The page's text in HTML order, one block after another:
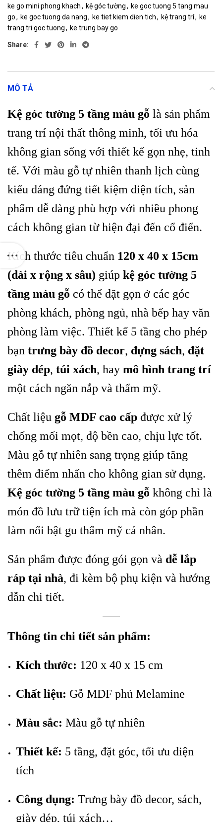
ke go mini phong khach, kệ góc tường, ke goc tuong 5 tang mau
go, ke goc tuong da nang, ke tiet kiem dien tich, kệ trang trí, ke
trang tri goc tuong, ke trung bay go
Share:
MÔ TẢ
Kệ góc tường 5 tầng màu gỗ là sản phẩm
trang trí nội thất thông minh, tối ưu hóa
không gian sống với thiết kế gọn nhẹ, tinh
tế. Với màu gỗ tự nhiên thanh lịch cùng
kiểu dáng đứng tiết kiệm diện tích, sản
phẩm dễ dàng phù hợp với nhiều phong
cách không gian từ hiện đại đến cổ điển.
Kích thước tiêu chuẩn 120 x 40 x 15cm
(dài x rộng x sâu) giúp kệ góc tường 5
tầng màu gỗ có thể đặt gọn ở các góc
phòng khách, phòng ngủ, nhà bếp hay văn
phòng làm việc. Thiết kế 5 tầng cho phép
bạn trưng bày đồ decor, đựng sách, đặt
giày dép, túi xách, hay mô hình trang trí
một cách ngăn nắp và thẩm mỹ.
Chất liệu gỗ MDF cao cấp được xử lý
chống mối mọt, độ bền cao, chịu lực tốt.
Màu gỗ tự nhiên sang trọng giúp tăng
thêm điểm nhấn cho không gian sử dụng.
Kệ góc tường 5 tầng màu gỗ không chỉ là
món đồ lưu trữ tiện ích mà còn góp phần
làm nổi bật gu thẩm mỹ cá nhân.
Sản phẩm được đóng gói gọn và dễ lắp
ráp tại nhà, đi kèm bộ phụ kiện và hướng
dẫn chi tiết.
Thông tin chi tiết sản phẩm:
Kích thước: 120 x 40 x 15 cm
Chất liệu: Gỗ MDF phủ Melamine
Màu sắc: Màu gỗ tự nhiên
Thiết kế: 5 tầng, đặt góc, tối ưu diện
tích
Công dụng: Trưng bày đồ decor, sách,
giày dép, túi xách…